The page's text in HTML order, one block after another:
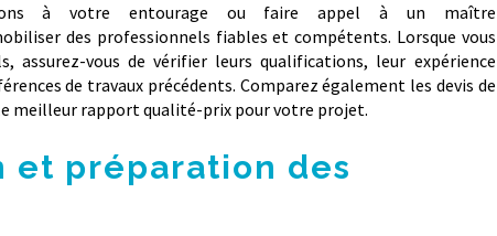
à votre entourage ou faire appel à un maître
des professionnels fiables et compétents. Lorsque vous
assurez-vous de vérifier leurs qualifications, leur expérience
de travaux précédents. Comparez également les devis de
meilleur rapport qualité-prix pour votre projet.
et préparation des